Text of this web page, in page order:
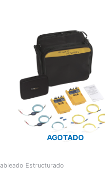
AGOTADO
Estructurado